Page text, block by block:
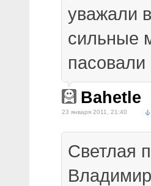
уважали
сильные
Bahetle
23 января 2011, 21:40
Светлая